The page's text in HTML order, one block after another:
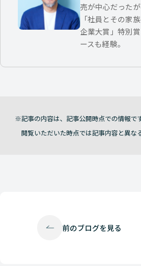
売が中心だった
「社員とその家
企業大賞」特別
ースも経験。
記事の内容は、記事公開時点での情報です
閲覧いただいた時点では記事内容と異な
前のブログを見る